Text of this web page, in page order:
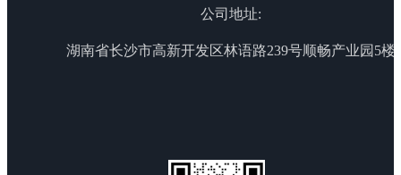
公司地址:
湖南省长沙市高新开发区林语路239号顺畅产业园5楼